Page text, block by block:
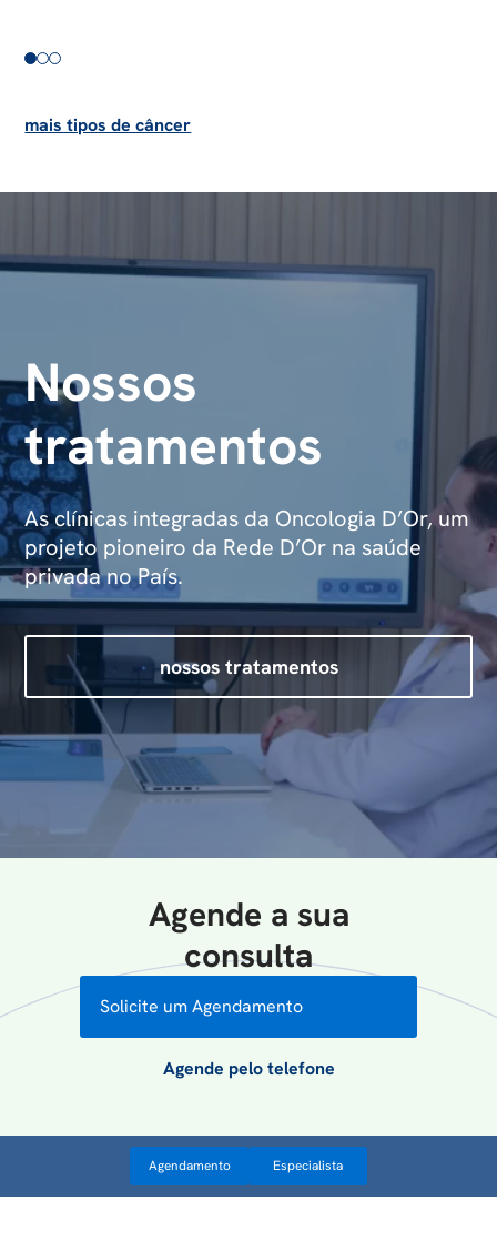
mais tipos de câncer
Nossos
tratamentos
As clínicas integradas da Oncologia D’Or, um
projeto pioneiro da Rede D’Or na saúde
privada no País.
nossos tratamentos
Agende a sua
consulta
Solicite um Agendamento
Agende pelo telefone
Agendamento Especialista